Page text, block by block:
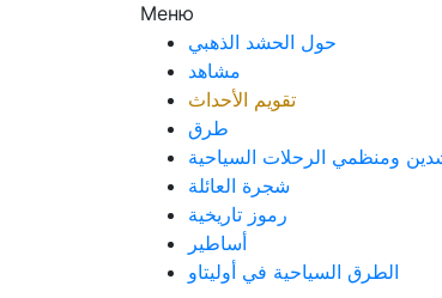
Меню
حول الحشد الذهبي
مشاهد
تقويم الأحداث
طرق
ومنظمي الرحلات السياحية
شجرة العائلة
رموز تاريخية
أساطير
الطرق السياحية في أوليتاو